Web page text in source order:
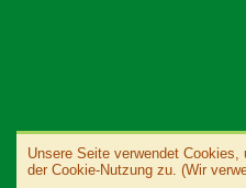
Unsere Seite verwendet
der Cookie-Nutzung zu. (Wir